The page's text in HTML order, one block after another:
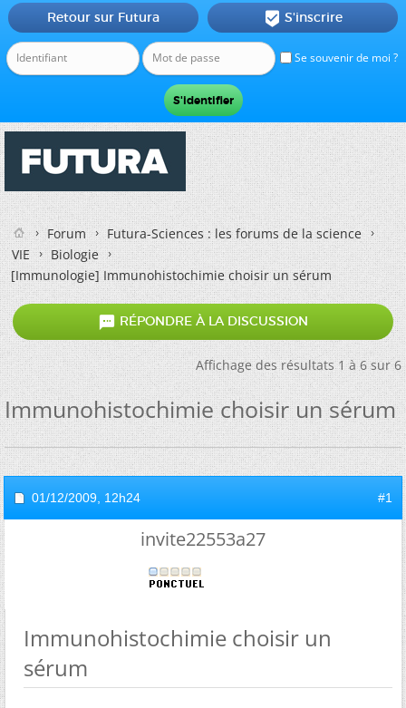
Se souvenir de moi ?
Retour sur Futura  S'inscrire
Forum
Futura-Sciences : les forums de la science
VIE
Biologie
[Immunologie]Immunohistochimie choisir un sérum
 RÉPONDRE À LA DISCUSSION
Affichage des résultats 1 à 6 sur 6
Immunohistochimie choisir un sérum
01/12/2009, 12h24 #1
invite22553a27
Immunohistochimie choisir un
sérum